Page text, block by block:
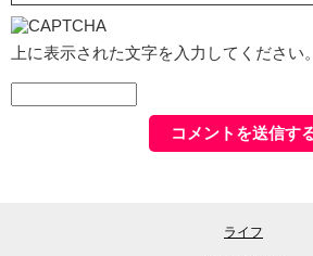
上に表示された文字を入力してください。
ライフ